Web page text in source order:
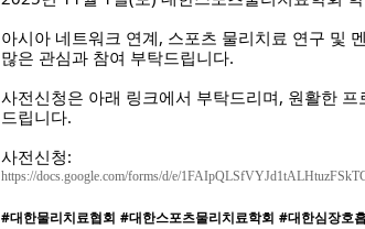
아시아 네트워크 연계, 스포츠 물리치료 연구 및
많은 관심과 참여 부탁드립니다.
사전신청은 아래 링크에서 부탁드리며, 원활한
드립니다.
사전신청:
https://docs.google.com/forms/d/e/
#대한물리치료협회 #대한스포츠물리치료학회 #대한심장호